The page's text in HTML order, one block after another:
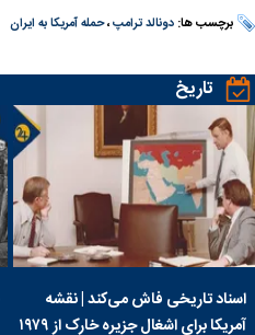
برچسب ها: دونالد ترامپ،حمله آمریکا به ایران
تاریخ
اسناد تاریخی فاش می‌کند | نقشه
آمریکا برای اشغال جزیره خارک از ۱۹۷۹